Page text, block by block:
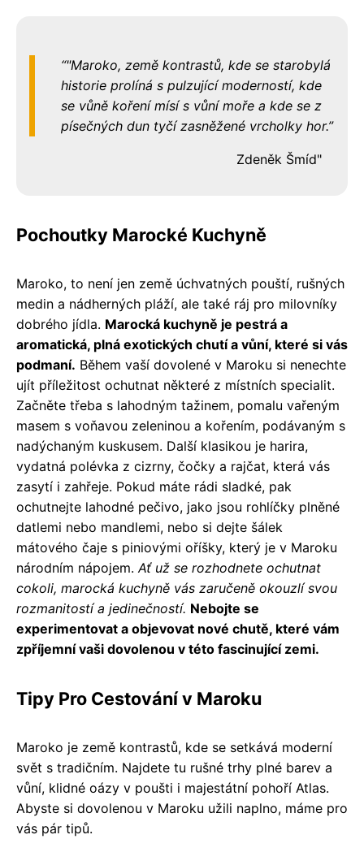
"Maroko, země kontrastů, kde se starobylá
historie prolíná s pulzující moderností, kde
se vůně koření mísí s vůní moře a kde se z
písečných dun tyčí zasněžené vrcholky hor.
Zdeněk Šmíd"
Pochoutky Marocké Kuchyně
Maroko, to není jen země úchvatných pouští, rušných
medin a nádherných pláží, ale také ráj pro milovníky
dobrého jídla. Marocká kuchyně je pestrá a
aromatická, plná exotických chutí a vůní, které si vás
podmaní. Během vaší dovolené v Maroku si nenechte
ujít příležitost ochutnat některé z místních specialit.
Začněte třeba s lahodným tažinem, pomalu vařeným
masem s voňavou zeleninou a kořením, podávaným s
nadýchaným kuskusem. Další klasikou je harira,
vydatná polévka z cizrny, čočky a rajčat, která vás
zasytí i zahřeje. Pokud máte rádi sladké, pak
ochutnejte lahodné pečivo, jako jsou rohlíčky plněné
datlemi nebo mandlemi, nebo si dejte šálek
mátového čaje s piniovými oříšky, který je v Maroku
národním nápojem. Ať už se rozhodnete ochutnat
cokoli, marocká kuchyně vás zaručeně okouzlí svou
rozmanitostí a jedinečností. Nebojte se
experimentovat a objevovat nové chutě, které vám
zpříjemní vaši dovolenou v této fascinující zemi.
Tipy Pro Cestování v Maroku
Maroko je země kontrastů, kde se setkává moderní
svět s tradičním. Najdete tu rušné trhy plné barev a
vůní, klidné oázy v poušti i majestátní pohoří Atlas.
Abyste si dovolenou v Maroku užili naplno, máme pro
vás pár tipů.